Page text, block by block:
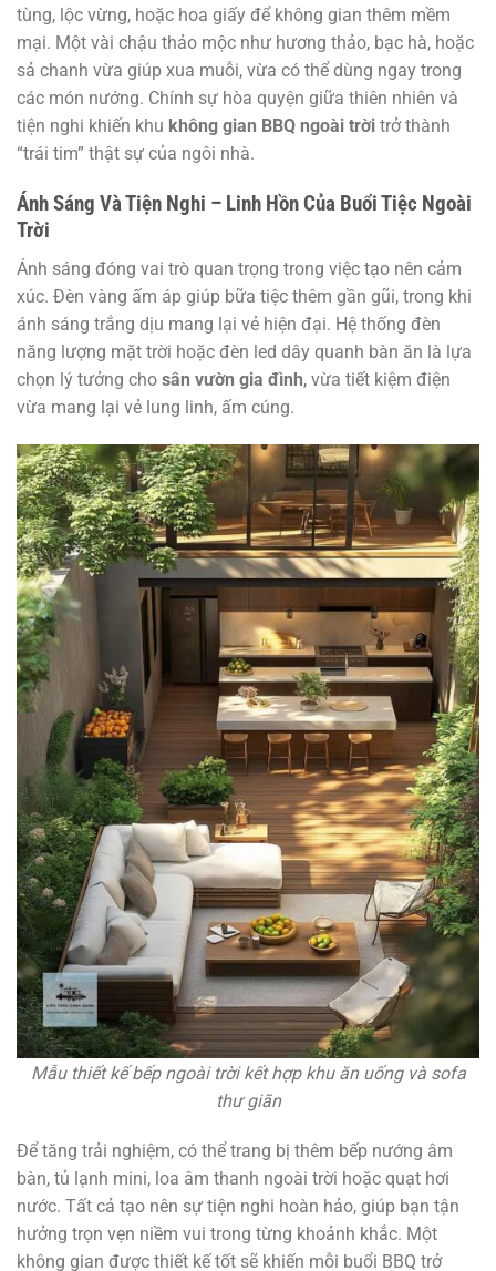
tùng, lộc vừng, hoặc hoa giấy để không gian thêm mềm
mại. Một vài chậu thảo mộc như hương thảo, bạc hà, hoặc
sả chanh vừa giúp xua muỗi, vừa có thể dùng ngay trong
các món nướng. Chính sự hòa quyện giữa thiên nhiên và
tiện nghi khiến khu không gian BBQ ngoài trời trở thành
“trái tim” thật sự của ngôi nhà.
Ánh Sáng Và Tiện Nghi – Linh Hồn Của Buổi Tiệc Ngoài
Trời
Ánh sáng đóng vai trò quan trọng trong việc tạo nên cảm
xúc. Đèn vàng ấm áp giúp bữa tiệc thêm gần gũi, trong khi
ánh sáng trắng dịu mang lại vẻ hiện đại. Hệ thống đèn
năng lượng mặt trời hoặc đèn led dây quanh bàn ăn là lựa
chọn lý tưởng cho sân vườn gia đình, vừa tiết kiệm điện
vừa mang lại vẻ lung linh, ấm cúng.
Mẫu thiết kế bếp ngoài trời kết hợp khu ăn uống và sofa
thư giãn
Để tăng trải nghiệm, có thể trang bị thêm bếp nướng âm
bàn, tủ lạnh mini, loa âm thanh ngoài trời hoặc quạt hơi
nước. Tất cả tạo nên sự tiện nghi hoàn hảo, giúp bạn tận
hưởng trọn vẹn niềm vui trong từng khoảnh khắc. Một
không gian được thiết kế tốt sẽ khiến mỗi buổi BBQ trở